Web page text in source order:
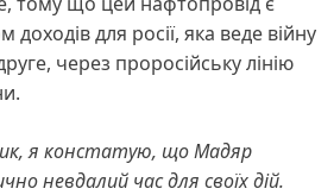
для росії, яка веде війну
через проросійську лінію
я констатую, що Мадяр
невдалий час для своїх дій.